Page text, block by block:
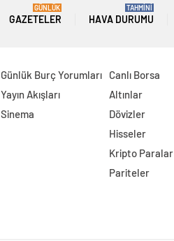
GAZETELER
GÜNLÜK
HAVA DURUMU
TAHMİNİ
Günlük Burç Yorumları
Yayın Akışları
Sinema
Canlı Borsa
Altınlar
Dövizler
Hisseler
Kripto Paralar
Pariteler